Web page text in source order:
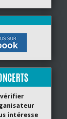
vérifier
intéresse